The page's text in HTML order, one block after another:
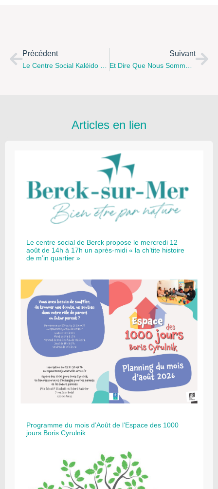
Précédent
Le Centre Social Kaléido De Noyelles-Sous-Lens Recrute Un.e Coordonnateur.trice Parentalité
Suivant
Et Dire Que Nous Sommes Égaux ! Vernissage De L’exposition Mercredi 29 Juin 2022 À 18 H 30 À Harnes
Articles en lien
Le centre social de Berck propose le mercredi 12
août de 14h à 17h un après-midi « la ch’tite histoire
de m’in quartier »
Programme du mois d’Août de l’Espace des 1000
jours Boris Cyrulnik